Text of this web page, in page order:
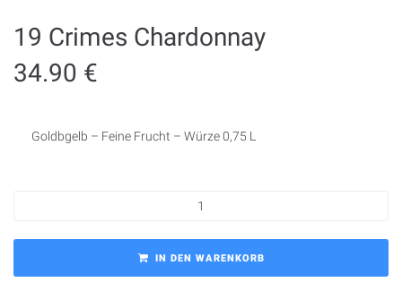
19 Crimes Chardonnay
34.90 €
Goldbgelb – Feine Frucht – Würze 0,75 L
IN DEN WARENKORB